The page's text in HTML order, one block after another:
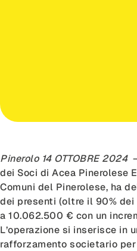
Pinerolo 14 OTTOBRE 2024
dei Soci di Acea Pinerolese
Comuni del Pinerolese, ha
dei presenti (oltre il 90%
a 10.062.500 € con un
L’operazione si inserisce in
rafforzamento societario